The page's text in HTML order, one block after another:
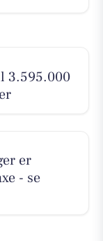
3.595.000
er
- se